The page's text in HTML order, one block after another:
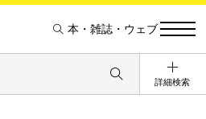
本・雑誌・ウェブ
詳細検索